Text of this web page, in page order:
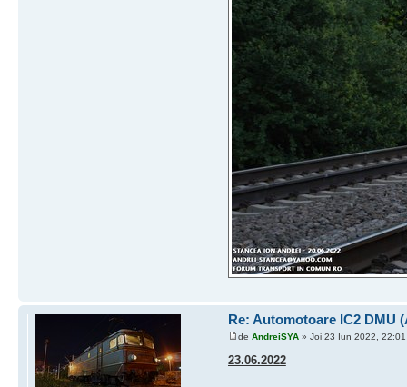
Re: Automotoare IC2 DMU
de AndreiSYA» Joi 23 Iun 2022, 22:01
23.06.2022